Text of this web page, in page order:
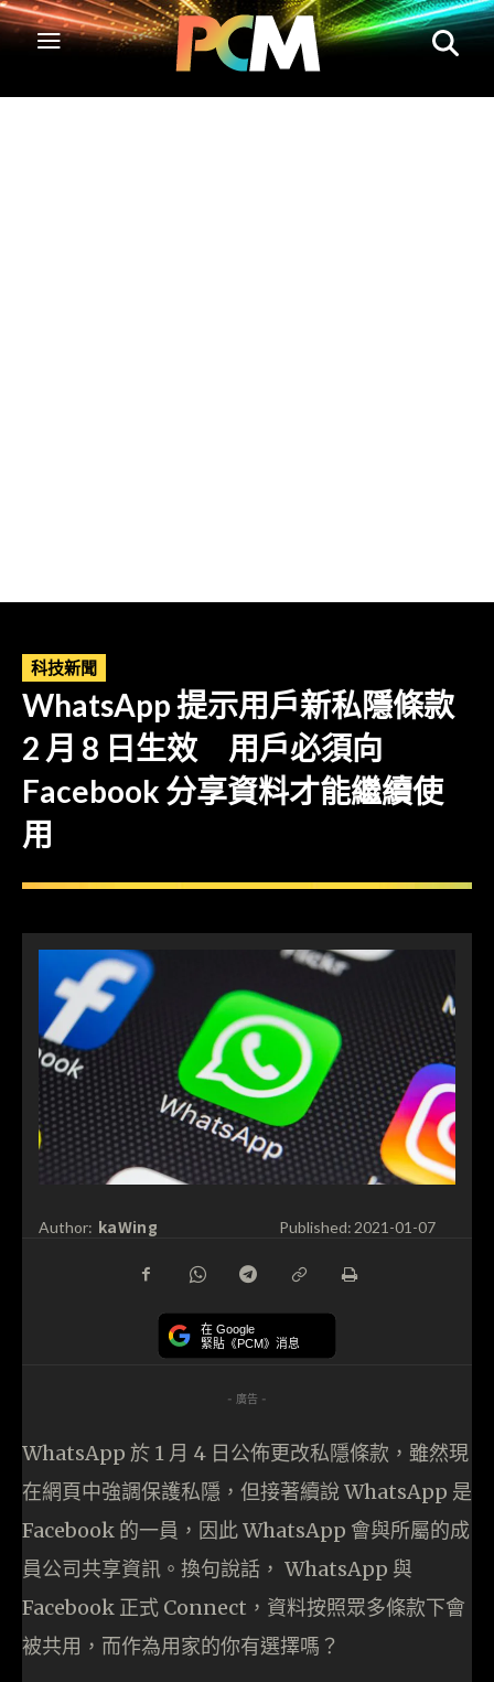
科技新聞
WhatsApp 提示用戶新私隱條款
2 月 8 日生效 用戶必須向
Facebook 分享資料才能繼續使
用
Author: kaWing Published: 2021-01-07
在 Google
緊貼《PCM》消息
- 廣告 -
WhatsApp 於 1 月 4 日公佈更改私隱條款，雖然現
在網頁中強調保護私隱，但接著續說 WhatsApp 是
Facebook 的一員，因此 WhatsApp 會與所屬的成
員公司共享資訊。換句說話， WhatsApp 與
Facebook 正式 Connect，資料按照眾多條款下會
被共用，而作為用家的你有選擇嗎？